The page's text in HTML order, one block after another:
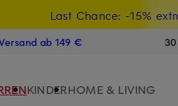
Last Chance: -15%
15€-
ab 149 €
KINDERHOME & LIVING